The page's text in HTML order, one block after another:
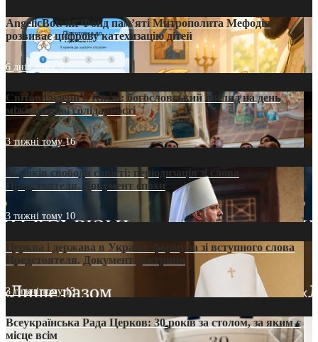
AngelicBot: як Фонд пам’яті Митрополита Мефодія
розвиває цифрову катехизацію дітей
6 днів тому9
Світові лідери в Києві: богословський погляд на день
міжнародної солідарності
3 тижні тому16
35 років свободи совісті: періодизація зі слова
Предстоятеля. Документ епохи
3 тижні тому 10
Церква і держава в Україні: формула зі вступного слова
Предстоятеля. Документ доктрини
3 тижні тому13
Всеукраїнська Рада Церков: 30 років за столом, за яким є
місце всім